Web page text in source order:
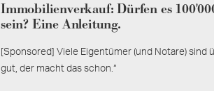
Immobilienverkauf: Dürfen es
sein? Eine Anleitung.
[Sponsored] Viele Eigentümer (und Notare) sind
gut, der macht das schon.“